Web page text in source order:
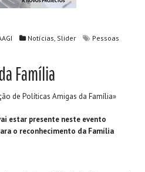
Notícias Slider
Pessoas
Família
de Políticas Amigas da Família»
estar presente neste evento
o reconhecimento da Família